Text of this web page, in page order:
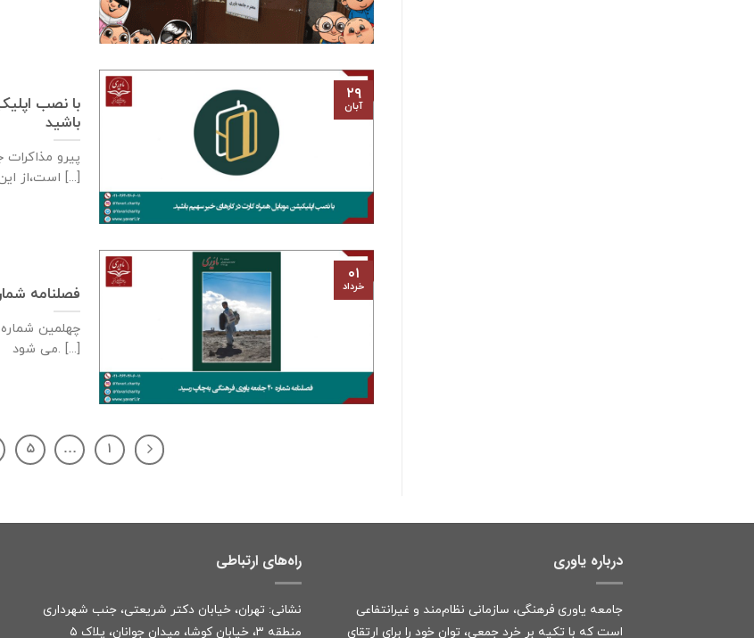
با نصب
باشید
پیرو
است،از این پس جهت سهولت [...]
۲۹
آبان
فصلنامه شماره ۴۰ جامعه یاوری فرهنگی
چهلمین
می شود. [...]
۰۱
خرداد
۱ … ۵
درباره یاوری
جامعه یاوری فرهنگی، سازمانی نظام‌مند و غیرانتفاعی
است که با تکیه بر خرد جمعی، توان خود را برای ارتقای
راه‌های ارتباطی
نشانی: تهران، خیابان دکتر شریعتی، جنب شهرداری
منطقه ۳، خیابان کوشا، میدان جوانان، پلاک ۵